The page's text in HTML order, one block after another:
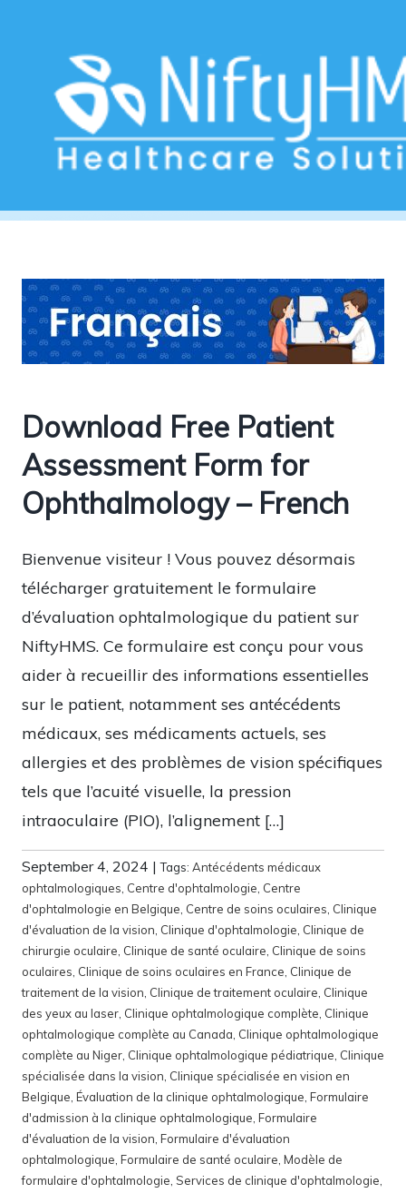
Clinique de chirurgie oculaire
Download Free Patient
Assessment Form for
Ophthalmology – French
Bienvenue visiteur ! Vous pouvez désormais
télécharger gratuitement le formulaire
d’évaluation ophtalmologique du patient sur
NiftyHMS. Ce formulaire est conçu pour vous
aider à recueillir des informations essentielles
sur le patient, notamment ses antécédents
médicaux, ses médicaments actuels, ses
allergies et des problèmes de vision spécifiques
tels que l’acuité visuelle, la pression
intraoculaire (PIO), l’alignement […]
September 4, 2024 |Tags: Antécédents médicaux
ophtalmologiques Centre d'ophtalmologie Centre
d'ophtalmologie en Belgique Centre de soins oculaires Clinique
d'évaluation de la vision Clinique d'ophtalmologie Clinique de
chirurgie oculaire Clinique de santé oculaire Clinique de soins
oculaires Clinique de soins oculaires en France Clinique de
traitement de la vision Clinique de traitement oculaire Clinique
des yeux au laser Clinique ophtalmologique complète Clinique
ophtalmologique complète au Canada Clinique ophtalmologique
complète au Niger Clinique ophtalmologique pédiatrique Clinique
spécialisée dans la vision Clinique spécialisée en vision en
Belgique Évaluation de la clinique ophtalmologique Formulaire
d'admission à la clinique ophtalmologique Formulaire
d'évaluation de la vision Formulaire d'évaluation
ophtalmologique Formulaire de santé oculaire Modèle de
formulaire d'ophtalmologie Services de clinique d'ophtalmologie